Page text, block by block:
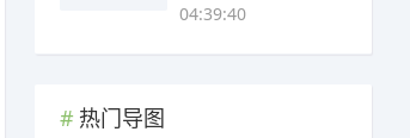
04:39:40
热门导图